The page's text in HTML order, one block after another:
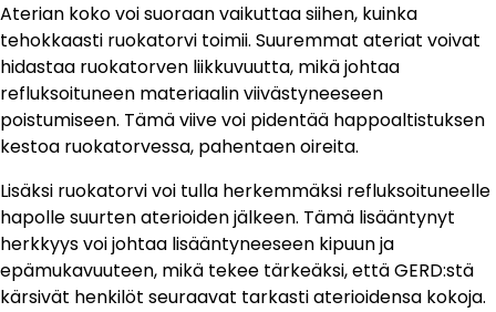
Aterian koko voi suoraan vaikuttaa siihen, kuinka
tehokkaasti ruokatorvi toimii. Suuremmat ateriat voivat
hidastaa ruokatorven liikkuvuutta, mikä johtaa
refluksoituneen materiaalin viivästyneeseen
poistumiseen. Tämä viive voi pidentää happoaltistuksen
kestoa ruokatorvessa, pahentaen oireita.
Lisäksi ruokatorvi voi tulla herkemmäksi refluksoituneelle
hapolle suurten aterioiden jälkeen. Tämä lisääntynyt
herkkyys voi johtaa lisääntyneeseen kipuun ja
epämukavuuteen, mikä tekee tärkeäksi, että GERD:stä
kärsivät henkilöt seuraavat tarkasti aterioidensa kokoja.